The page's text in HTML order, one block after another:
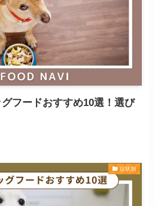
フードおすすめ10選！選び
症状別